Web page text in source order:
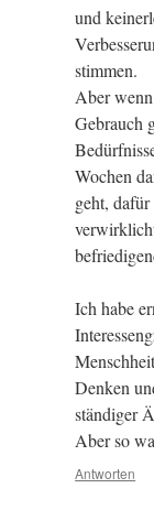
und
stimmen.
Aber
Gebrauch
Wochen
geht,
Ich habe
Denken
ständiger
Aber so
Antworten